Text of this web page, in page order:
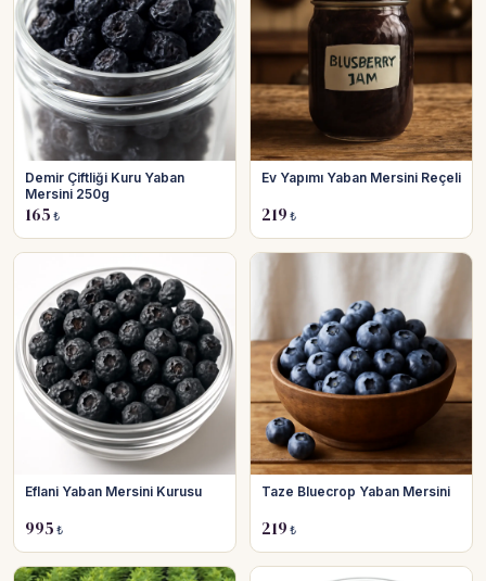
Demir Çiftliği Kuru Yaban
Mersini 250g
165 ₺
Ev Yapımı Yaban Mersini Reçeli
219 ₺
Eflani Yaban Mersini Kurusu
995 ₺
Taze Bluecrop Yaban Mersini
219 ₺